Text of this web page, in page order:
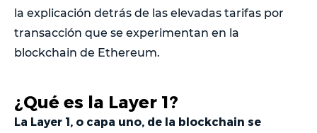
la explicación detrás de las elevadas tarifas por
transacción que se experimentan en la
blockchain de Ethereum.
¿Qué es la Layer 1?
La Layer 1, o capa uno, de la blockchain se